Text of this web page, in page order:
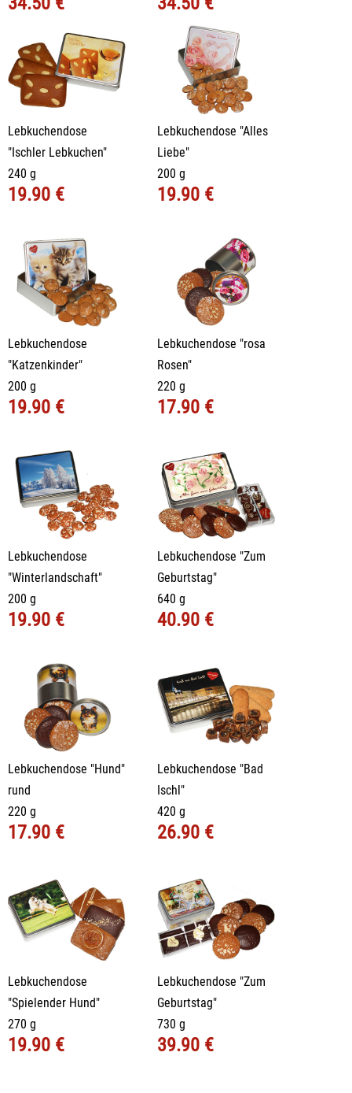
Lebkuchendose
"Ischler Lebkuchen"
240 g
19.90 €
Lebkuchendose "Alles
Liebe"
200 g
19.90 €
Lebkuchendose
"Katzenkinder"
200 g
19.90 €
Lebkuchendose "rosa
Rosen"
220 g
17.90 €
Lebkuchendose
"Winterlandschaft"
200 g
19.90 €
Lebkuchendose "Zum
Geburtstag"
640 g
40.90 €
Lebkuchendose "Hund"
rund
220 g
17.90 €
Lebkuchendose "Bad
Ischl"
420 g
26.90 €
Lebkuchendose
"Spielender Hund"
270 g
19.90 €
Lebkuchendose "Zum
Geburtstag"
730 g
39.90 €